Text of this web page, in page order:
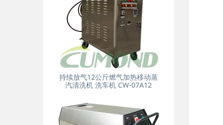
持续放气12公斤燃气加热移动蒸
汽清洗机 洗车机 CW-07A12